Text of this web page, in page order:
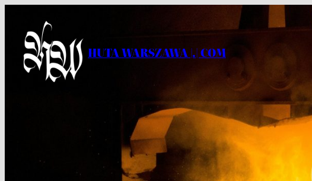
treści
HUTA WARSZAWA |.| COM